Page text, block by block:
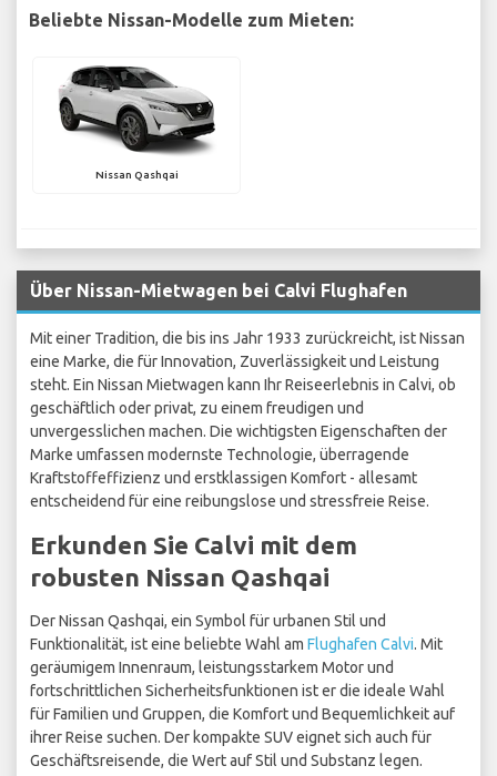
Beliebte Nissan-Modelle zum Mieten:
Nissan Qashqai
Über Nissan-Mietwagen bei Calvi Flughafen
Mit einer Tradition, die bis ins Jahr 1933 zurückreicht, ist Nissan
eine Marke, die für Innovation, Zuverlässigkeit und Leistung
steht. Ein Nissan Mietwagen kann Ihr Reiseerlebnis in Calvi, ob
geschäftlich oder privat, zu einem freudigen und
unvergesslichen machen. Die wichtigsten Eigenschaften der
Marke umfassen modernste Technologie, überragende
Kraftstoffeffizienz und erstklassigen Komfort - allesamt
entscheidend für eine reibungslose und stressfreie Reise.
Erkunden Sie Calvi mit dem
robusten Nissan Qashqai
Der Nissan Qashqai, ein Symbol für urbanen Stil und
Funktionalität, ist eine beliebte Wahl am Flughafen Calvi. Mit
geräumigem Innenraum, leistungsstarkem Motor und
fortschrittlichen Sicherheitsfunktionen ist er die ideale Wahl
für Familien und Gruppen, die Komfort und Bequemlichkeit auf
ihrer Reise suchen. Der kompakte SUV eignet sich auch für
Geschäftsreisende, die Wert auf Stil und Substanz legen.